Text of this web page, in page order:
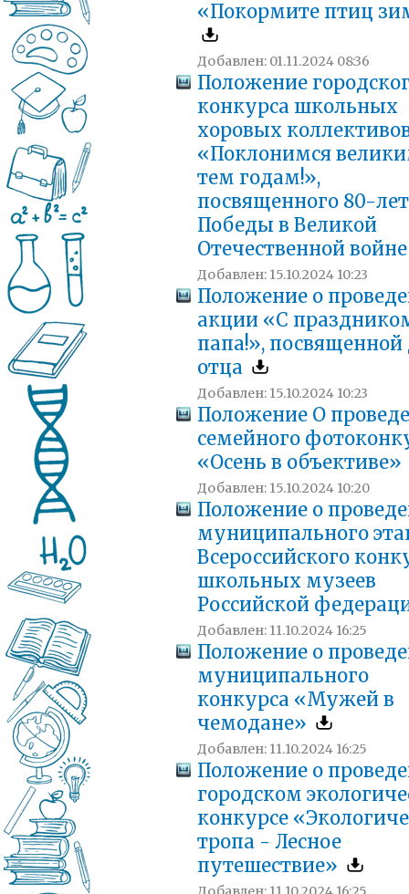
«Покормите птиц
Добавлен: 01.11.2024 08:36
Положение
конкурса школьных
хоровых
«Поклонимся
тем годам!»,
посвященного 80-
Победы в Великой
Отечественной
Добавлен: 15.10.2024 10:23
Положение о
акции «С
папа!»,
отца
Добавлен: 15.10.2024 10:23
Положение О
семейного
«Осень в объективе»
Добавлен: 15.10.2024 10:20
Положение о
муниципального
Всероссийского
школьных музеев
Российской
Добавлен: 11.10.2024 16:25
Положение о
муниципального
конкурса «Мужей в
чемодане»
Добавлен: 11.10.2024 16:25
Положение о
городском
конкурсе
тропа - Лесное
путешествие»